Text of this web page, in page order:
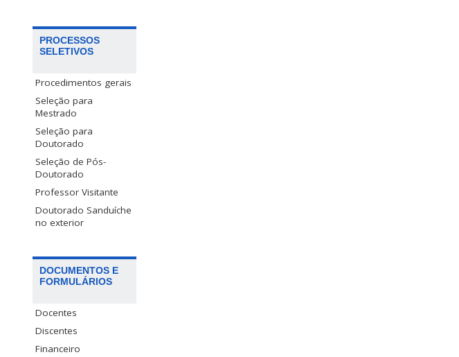
PROCESSOS
SELETIVOS
Procedimentos gerais
Seleção para
Mestrado
Seleção para
Doutorado
Seleção de Pós-
Doutorado
Professor Visitante
Doutorado Sanduíche
no exterior
DOCUMENTOS E
FORMULÁRIOS
Docentes
Discentes
Financeiro